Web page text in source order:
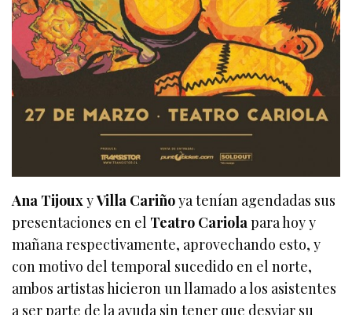
Ana TijouxyVilla Cariñoya tenían agendadas sus
presentaciones en el Teatro Cariolapara hoy y
mañana respectivamente, aprovechando esto, y
con motivo del temporal sucedido en el norte,
ambos artistas hicieron un llamado a los asistentes
a ser parte de la ayuda sin tener que desviar su